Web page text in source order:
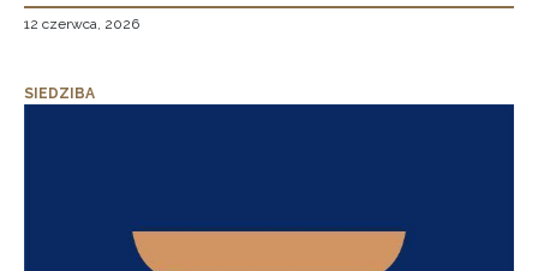
12 czerwca, 2026
SIEDZIBA